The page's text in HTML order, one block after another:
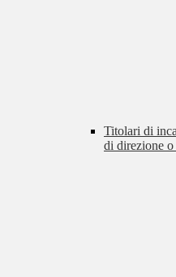
Titolari di
di direzione